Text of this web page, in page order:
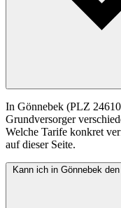
In Gönnebek (PLZ
Grundversorger
Welche Tarife konkret
auf dieser Seite.
Kann ich in Gönnebek